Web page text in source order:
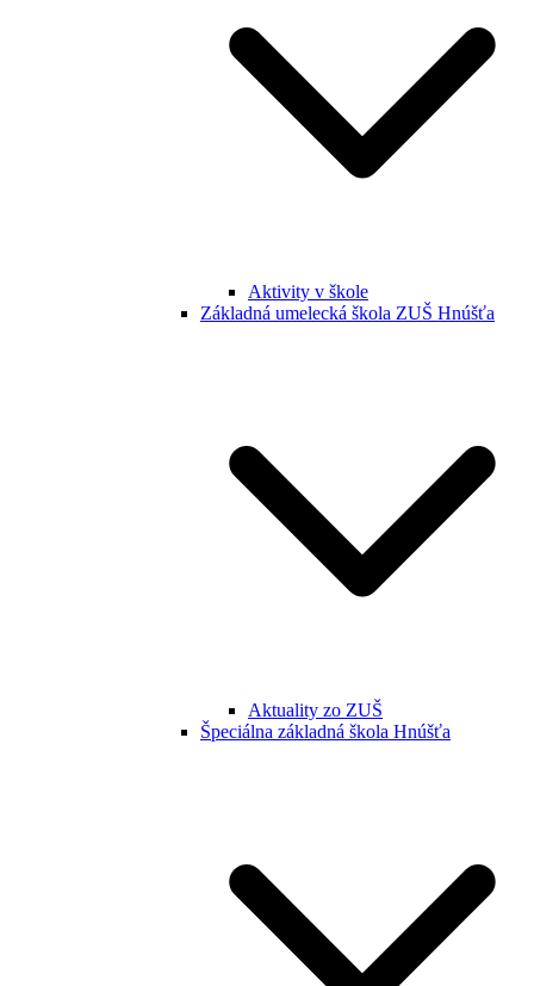
Aktivity v škole
Základná umelecká škola ZUŠ Hnúšťa
Aktuality zo ZUŠ
Špeciálna základná škola Hnúšťa